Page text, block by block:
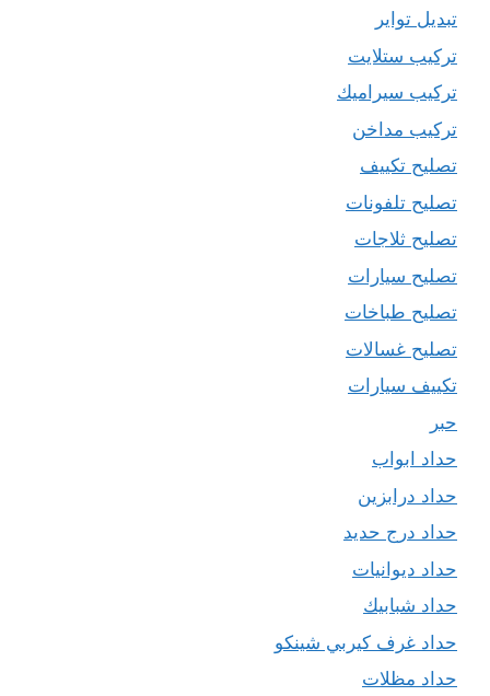
تبديل تواير
تركيب ستلايت
تركيب سيراميك
تركيب مداخن
تصليح تكييف
تصليح تلفونات
تصليح ثلاجات
تصليح سيارات
تصليح طباخات
تصليح غسالات
تكييف سيارات
حبر
حداد ابواب
حداد درابزين
حداد درج حديد
حداد ديوانيات
حداد شبابيك
حداد غرف كيربي شينكو
حداد مظلات